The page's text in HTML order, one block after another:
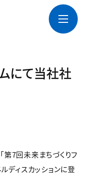
にて当社社
第7回未来まちづくりフ
ディスカッションに登